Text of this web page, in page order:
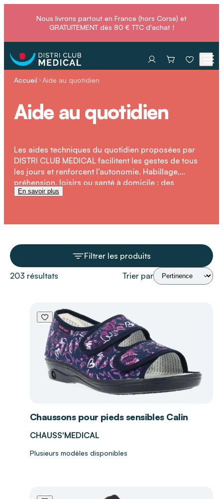
Nous livrons partout en France (hors Corse) et
GRATUITEMENT dès 80 € TTC d'achat !
Accueil Aide au quotidien
Aide au quotidien
Les aides techniques du quotidien proposées par
DISTRI CLUB MEDICAL facilitent les gestes de tous
les jours et renforcent l’autonomie. Habillage,
préhension, loisirs ou santé à domicile : des
solutions pratiques et ergonomiques pour améliorer
En savoir plus
Filtrer les produits
203 résultats Trier par
Chaussons pour pieds sensibles Calin
CHAUSS'MEDICAL
Plusieurs modèles disponibles